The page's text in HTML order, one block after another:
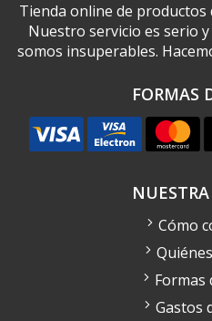
Tienda online de productos
Nuestro servicio es serio
somos insuperables.
FORMAS
Cómo
Formas
Gastos